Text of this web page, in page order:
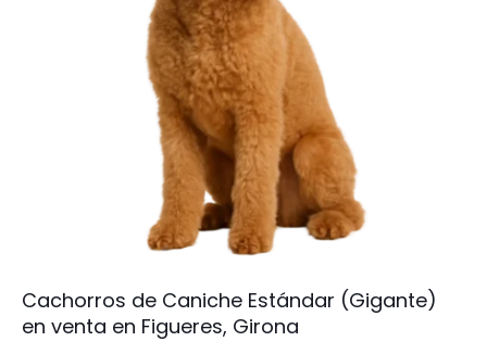
Cachorros de Caniche Estándar (Gigante)
en venta en Figueres, Girona